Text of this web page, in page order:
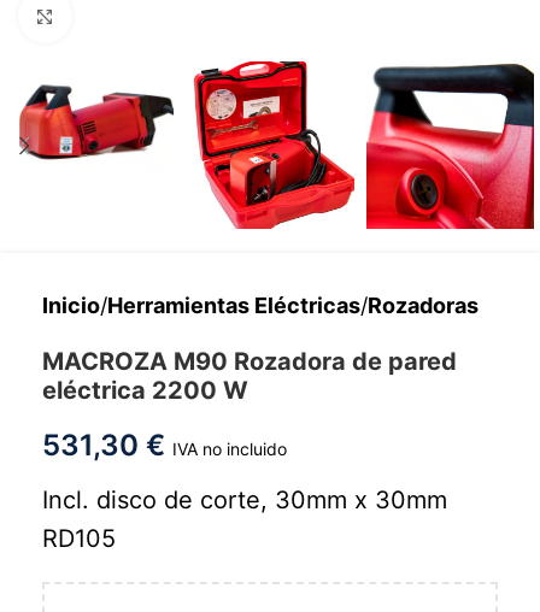
Inicio/Herramientas Eléctricas/Rozadoras
MACROZA M90 Rozadora de pared
eléctrica 2200 W
531,30 € IVA no incluido
Incl. disco de corte, 30mm x 30mm
RD105